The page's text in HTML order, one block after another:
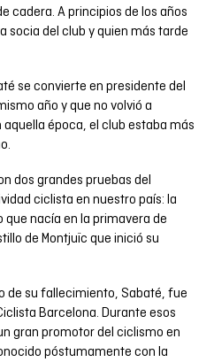
cadera. A principios de los años
socia del club y quien más tarde
se convierte en presidente del
año y que no volvió a
época, el club estaba más
dos grandes pruebas del
ciclista en nuestro país: la
nacía en la primavera de
de Montjuïc que inició su
de su fallecimiento, Sabaté, fue
Barcelona. Durante esos
gran promotor del ciclismo en
póstumamente con la